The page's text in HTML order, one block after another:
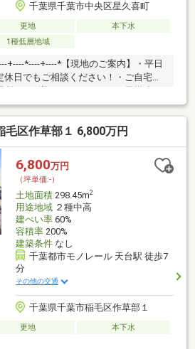
千葉県千葉市中央区星久喜町
更地
本下水
1種低層地域
+----*----+----*【現地のご案内】・平日
日でもご相談ください！・ご自宅や
】※資金面のご相談のみも大歓迎で
ーンを組めるのか知りたい・他社様
れた、事前審査に落ちてしまった・
安がある・お借り入れがある（お車・
ボなど）・お支払いが不安な方・頭金
気軽にご相談下さいお問い合わせは
毛区作草部１ 6,800万円
6,800万円
（坪単価:-）
土地面積298.45m2
用途地域２種中高
建ぺい率60%
容積率200%
建築条件なし
千葉都市モノレール 天台駅 徒歩7
分
その他の交通
千葉県千葉市稲毛区作草部１
更地
本下水